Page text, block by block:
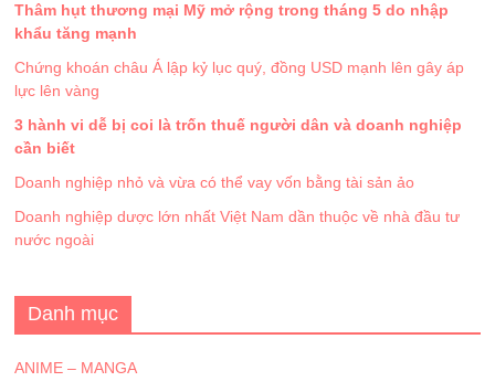
Thâm hụt thương mại Mỹ mở rộng trong tháng 5 do nhập
khẩu tăng mạnh
Chứng khoán châu Á lập kỷ lục quý, đồng USD mạnh lên gây áp
lực lên vàng
3 hành vi dễ bị coi là trốn thuế người dân và doanh nghiệp
cần biết
Doanh nghiệp nhỏ và vừa có thể vay vốn bằng tài sản ảo
Doanh nghiệp dược lớn nhất Việt Nam dần thuộc về nhà đầu tư
nước ngoài
Danh mục
ANIME – MANGA